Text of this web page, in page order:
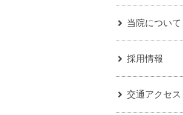
当院について
採用情報
交通アクセス